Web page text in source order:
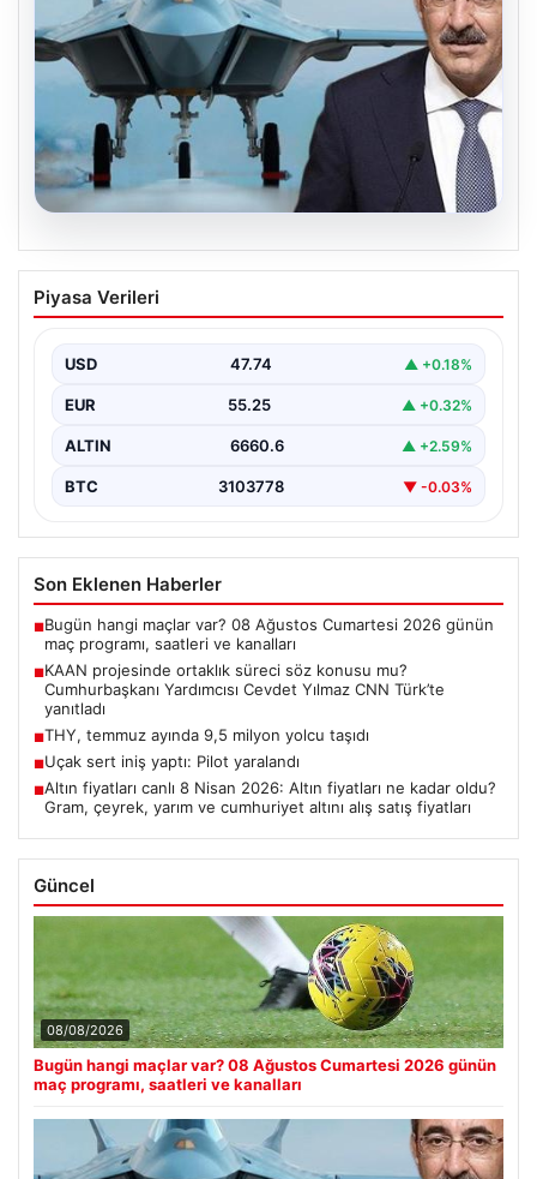
08.08.2026
KAAN projesinde ortaklık süreci söz
konusu mu? Cumhurbaşkanı Yardımcısı
Cumhurbaşkanı Yardımcısı Cevdet Yılmaz, CNN Türk
Ortak…
Piyasa Verileri
USD 47.74 ▲ +0.18%
EUR 55.25 ▲ +0.32%
ALTIN 6660.6 ▲ +2.59%
BTC 3103778 ▼ -0.03%
Son Eklenen Haberler
■Bugün hangi maçlar var? 08 Ağustos Cumartesi 2026 günün
maç programı, saatleri ve kanalları
■KAAN projesinde ortaklık süreci söz konusu mu?
Cumhurbaşkanı Yardımcısı Cevdet Yılmaz CNN Türk’te
yanıtladı
■THY, temmuz ayında 9,5 milyon yolcu taşıdı
■Uçak sert iniş yaptı: Pilot yaralandı
■Altın fiyatları canlı 8 Nisan 2026: Altın fiyatları ne kadar oldu?
Gram, çeyrek, yarım ve cumhuriyet altını alış satış fiyatları
Güncel
08/08/2026
Bugün hangi maçlar var? 08 Ağustos Cumartesi 2026 günün
maç programı, saatleri ve kanalları